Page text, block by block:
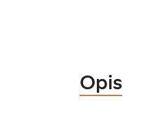
Opis